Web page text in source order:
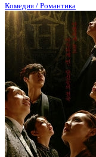
Комедия / Романтика